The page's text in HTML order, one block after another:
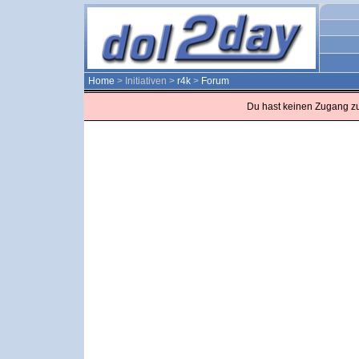
Home > Initiativen > r4k > Forum
Du hast keinen Zugang